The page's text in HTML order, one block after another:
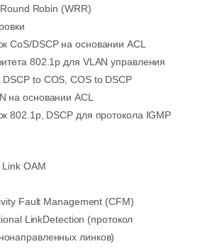
Robin (WRR)
CoS/DSCP на основании ACL
802.1p для VLAN управления
to COS, COS to DSCP
на основании ACL
802.1p, DSCP для протокола IGMP
OAM
Fault Management (CFM)
LinkDetection (протокол
линков)